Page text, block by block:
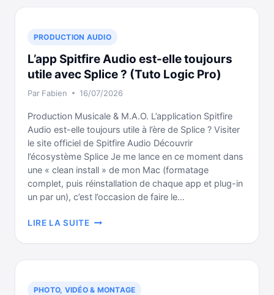
APPLE
LE
DESIGN
D’UNE
FERRARI
APPREND
PRODUCTION AUDIO
L’app Spitfire Audio est-elle toujours
utile avec Splice ? (Tuto Logic Pro)
Par Fabien 16/07/2026
Production Musicale & M.A.O. L’application Spitfire
Audio est-elle toujours utile à l’ère de Splice ? Visiter
le site officiel de Spitfire Audio Découvrir
l’écosystème Splice Je me lance en ce moment dans
une « clean install » de mon Mac (formatage
complet, puis réinstallation de chaque app et plug-in
un par un), c’est l’occasion de faire le…
LIRE LA SUITEL’APP
AUDIO
EST-
PHOTO, VIDÉO & MONTAGE